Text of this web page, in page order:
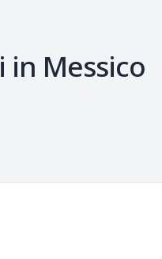
in Messico